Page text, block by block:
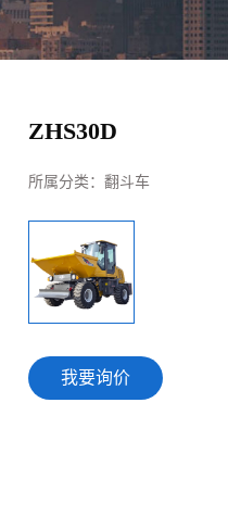
ZHS30D
所属分类： 翻斗车
我要询价